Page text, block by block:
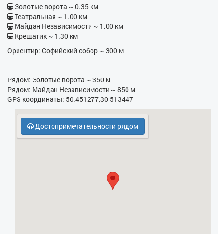
- Бойлер
- Утюг
- Электрочайник
- Кухонная плита
- СВЧ
- Платная парковка
Золотые ворота ~ 0.35 км
Театральная ~ 1.00 км
Майдан Независимости ~ 1.00 км
Крещатик ~ 1.30 км
Ориентир: Софийский собор ~ 300 м
Рядом: Золотые ворота ~ 350 м
Рядом: Майдан Независимости ~ 850 м
GPS координаты: 50.451277,30.513447
Достопримечательности рядом